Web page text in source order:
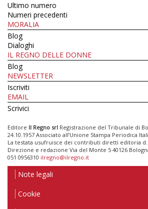
Ultimo numero
Numeri precedenti
MORALIA
Blog
Dialoghi
IL REGNO DELLE DONNE
Blog
NEWSLETTER
Iscriviti
EMAIL
Scrivici
Editore Il Regno srl Registrazione del Tribunale di
24.10.1957 Associato all’Unione Stampa Periodica
La testata usufruisce dei contributi diretti editoria
Direzione e redazione Via del Monte 5 40126
051 0956310 ilregno@ilregno.it
Note legali
Cookie